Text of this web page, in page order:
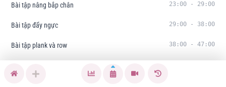
Bài tập nâng bắp chân 23:00 - 29:00
Bài tập đẩy ngực 29:00 - 38:00
Bài tập plank và row 38:00 - 47:00